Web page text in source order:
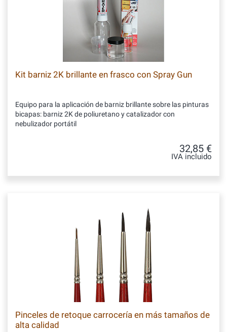
Kit barniz 2K brillante en frasco con Spray Gun
Equipo para la aplicación de barniz brillante sobre las pinturas
bicapas: barniz 2K de poliuretano y catalizador con
nebulizador portátil
32,85 €
IVA incluido
Pinceles de retoque carrocería en más tamaños de
alta calidad